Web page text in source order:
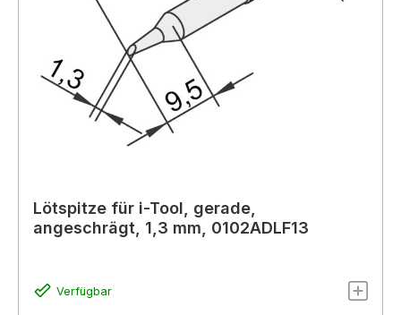
Lötspitze für i-Tool, gerade,
angeschrägt, 1,3 mm, 0102ADLF13
Verfügbar